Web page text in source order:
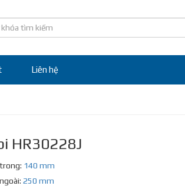
Liên hệ
HR30228J
140 mm
250 mm